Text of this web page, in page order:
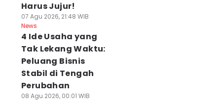
Harus Jujur!
07 Agu 2026, 21:48 WIB
News
4 Ide Usaha yang
Tak Lekang Waktu:
Peluang Bisnis
Stabil di Tengah
Perubahan
08 Agu 2026, 00:01 WIB